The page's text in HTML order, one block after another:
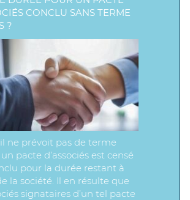
CONCLU SANS TERME
?
ne prévoit pas de terme
pacte d’associés est censé
pour la durée restant à
la société. Il en résulte que
signataires d’un tel pacte